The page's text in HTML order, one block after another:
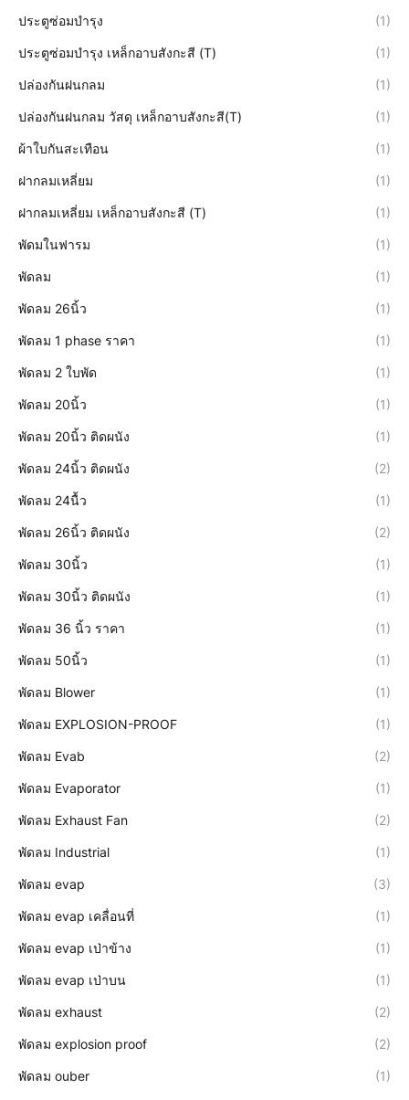
ประตูซ่อมบำรุง (1)
ประตูซ่อมบำรุง เหล็กอาบสังกะสี (T) (1)
ปล่องกันฝนกลม (1)
ปล่องกันฝนกลม วัสดุ เหล็กอาบสังกะสี(T) (1)
ผ้าใบกันสะเทือน (1)
ฝากลมเหลี่ยม (1)
ฝากลมเหลี่ยม เหล็กอาบสังกะสี (T) (1)
พัดมในฟารม (1)
พัดลม (1)
พัดลม 26นิ้ว (1)
พัดลม 1 phase ราคา (1)
พัดลม 2 ใบพัด (1)
พัดลม 20นิ้ว (1)
พัดลม 20นิ้ว ติดผนัง (1)
พัดลม 24นิ้ว ติดผนัง (2)
พัดลม 24นื้ว (1)
พัดลม 26นิ้ว ติดผนัง (2)
พัดลม 30นิ้ว (1)
พัดลม 30นิ้ว ติดผนัง (1)
พัดลม 36 นิ้ว ราคา (1)
พัดลม 50นิ้ว (1)
พัดลม Blower (1)
พัดลม EXPLOSION-PROOF (1)
พัดลม Evab (2)
พัดลม Evaporator (1)
พัดลม Exhaust Fan (2)
พัดลม Industrial (1)
พัดลม evap (3)
พัดลม evap เคลื่อนที่ (1)
พัดลม evap เป่าข้าง (1)
พัดลม evap เป่าบน (1)
พัดลม exhaust (2)
พัดลม explosion proof (2)
พัดลม ouber (1)